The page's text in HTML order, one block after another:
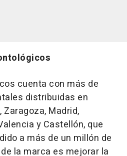
cuenta con más de
distribuidas en
Zaragoza, Madrid,
y Castellón, que
a más de un millón de
la marca es mejorar la